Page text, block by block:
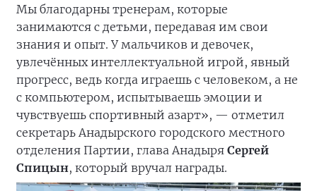
Мы благодарны тренерам, которые
занимаются с детьми, передавая им свои
знания и опыт. У мальчиков и девочек,
увлечённых интеллектуальной игрой, явный
прогресс, ведь когда играешь с человеком, а не
с компьютером, испытываешь эмоции и
чувствуешь спортивный азарт», — отметил
секретарь Анадырского городского местного
отделения Партии, глава Анадыря Сергей
Спицын, который вручал награды.